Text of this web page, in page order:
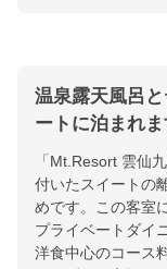
温泉露天風呂
ートに泊まれ
「Mt.Resort 雲仙
付いたスイートの
めです。この客室
プライベートダイ
洋食中心のコース